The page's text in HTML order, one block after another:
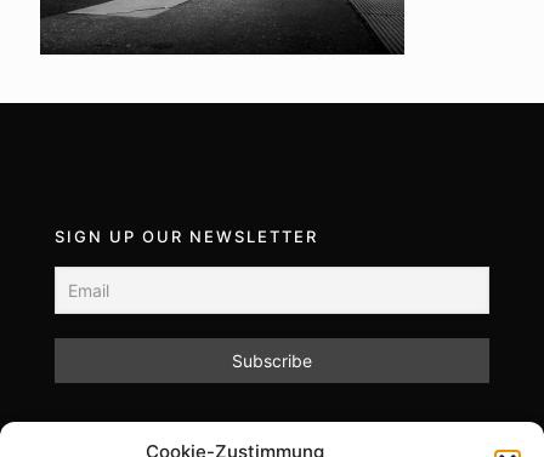
Cookie-Zustimmung
SIGN UP OUR NEWSLETTER